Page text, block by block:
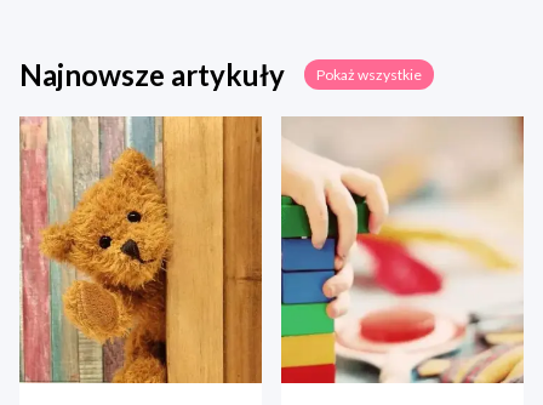
Najnowsze artykuły Pokaż wszystkie